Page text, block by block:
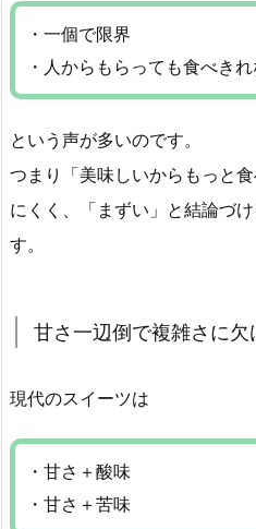
・一個で限界
・人からもらっても食べき
という声が多いのです。
つまり「美味しいからもっと
にくく、「まずい」と結論づ
す。
甘さ一辺倒で複雑さに欠
現代のスイーツは
・甘さ＋酸味
・甘さ＋苦味